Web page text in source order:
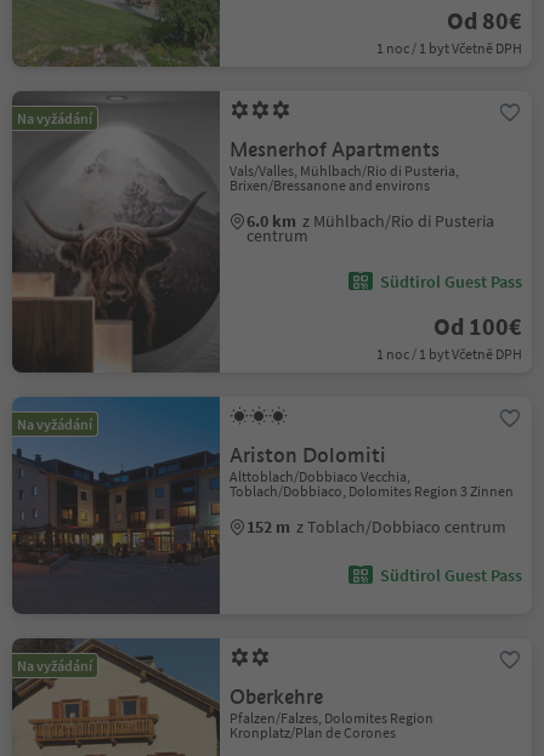
Od 80€
1 noc / 1 byt Včetně DPH
Na vyžádání
Mesnerhof Apartments
Vals/Valles, Mühlbach/Rio di Pusteria,
Brixen/Bressanone and environs
6.0 km z Mühlbach/Rio di Pusteria
centrum
Südtirol Guest Pass
Od 100€
1 noc / 1 byt Včetně DPH
Na vyžádání
Ariston Dolomiti
Alttoblach/Dobbiaco Vecchia,
Toblach/Dobbiaco, Dolomites Region 3 Zinnen
152 m z Toblach/Dobbiaco centrum
Südtirol Guest Pass
Na vyžádání
Oberkehre
Pfalzen/Falzes, Dolomites Region
Kronplatz/Plan de Corones